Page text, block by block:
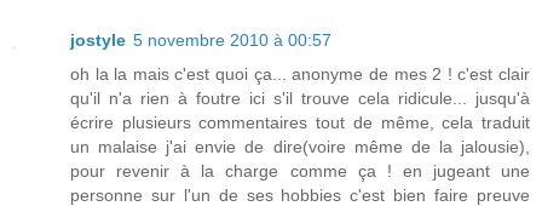
jostyle 5 novembre 2010 à 00:57
oh la la mais c'est quoi ça... anonyme de mes 2 ! c'est clair
qu'il n'a rien à foutre ici s'il trouve cela ridicule... jusqu'à
écrire plusieurs commentaires tout de même, cela traduit
un malaise j'ai envie de dire(voire même de la jalousie),
pour revenir à la charge comme ça ! en jugeant une
personne sur l'un de ses hobbies c'est bien faire preuve